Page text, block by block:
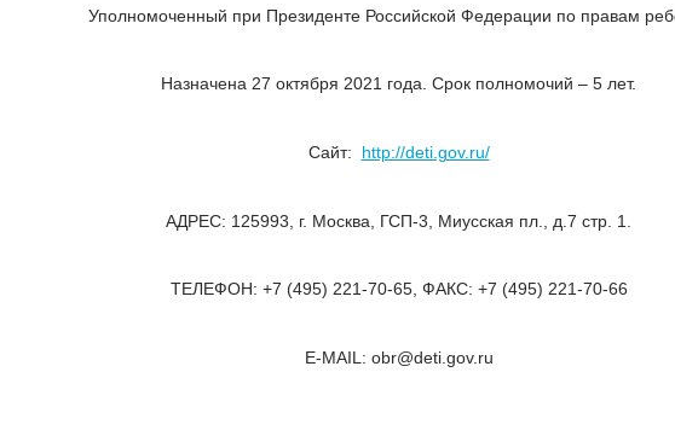
Уполномоченный при Президенте Российской Федерации по правам
Назначена 27 октября 2021 года. Срок полномочий – 5 лет.
Сайт: http://deti.gov.ru/
АДРЕС: 125993, г. Москва, ГСП-3, Миусская пл., д.7 стр. 1.
ТЕЛЕФОН: +7 (495) 221-70-65, ФАКС: +7 (495) 221-70-66
E-MAIL: obr@deti.gov.ru